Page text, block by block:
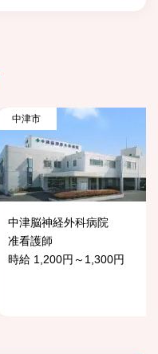
中津市
中津脳神経外科病院
准看護師
時給 1,200円～1,300円